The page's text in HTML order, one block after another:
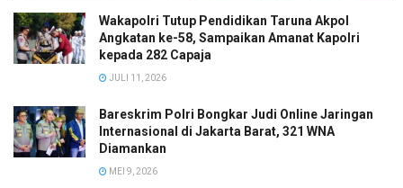
Wakapolri Tutup Pendidikan Taruna Akpol
Angkatan ke-58, Sampaikan Amanat Kapolri
kepada 282 Capaja
JULI 11, 2026
Bareskrim Polri Bongkar Judi Online Jaringan
Internasional di Jakarta Barat, 321 WNA
Diamankan
MEI 9, 2026